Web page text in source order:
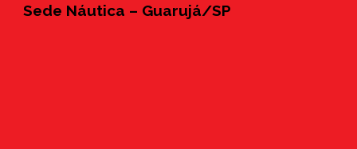
Sede Náutica – Guarujá/SP